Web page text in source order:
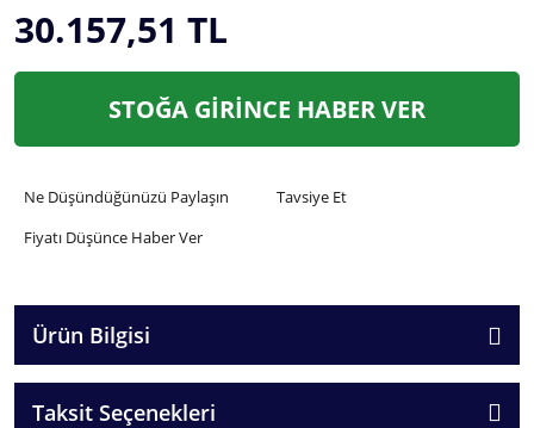
30.157,51 TL
STOĞA GİRİNCE HABER VER
Ne Düşündüğünüzü Paylaşın
Tavsiye Et
Fiyatı Düşünce Haber Ver
Ürün Bilgisi
Taksit Seçenekleri